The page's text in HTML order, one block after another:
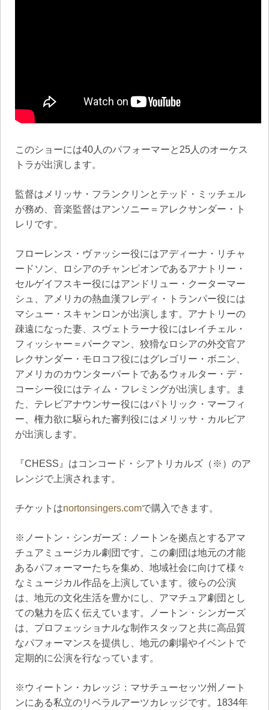
このショーには40人のパフォーマーと25人のオーケス
トラが出演します。
監督はメリッサ・フランクリンとテッド・ミッチェル
が務め、音楽監督はアンソニー＝アレクサンダー・ト
レリです。
フローレンス・ヴァッシー役にはアディーナ・リチャ
ードソン、ロシアのチャンピオンであるアナトリー・
セルゲイフスキー役にはアンドリュー・クーターマー
シュ、アメリカの熱血漢フレディ・トランパー役には
マシュー・スキャンロンが出演します。アナトリーの
疎遠になった妻、スヴェトラーナ役にはレイチェル・
フィッシャー＝パークマン、狡猾なロシアの外交官ア
レクサンダー・モロコフ役にはグレゴリー・ボニン、
アメリカのカウンターパートであるウォルター・デ・
コーシー役にはティム・フレミングが出演します。ま
た、テレビアナウンサー役にはパトリック・マーフィ
ー、権力欲に駆られた審判役にはメリッサ・カルビア
が出演します。
『CHESS』はコンコード・シアトリカルズ（※）のア
レンジで上演されます。
チケットはnortonsingers.comで購入できます。
※ノートン・シンガーズ：ノートンを拠点とするアマ
チュアミュージカル劇団です。この劇団は地元の才能
あるパフォーマーたちを集め、地域社会に向けて様々
なミュージカル作品を上演しています。彼らの公演
は、地元の文化生活を豊かにし、アマチュア劇団とし
ての魅力を広く伝えています。ノートン・シンガーズ
は、プロフェッショナルな制作スタッフと共に高品質
なパフォーマンスを提供し、地元の劇場やイベントで
定期的に公演を行なっています。
※ウィートン・カレッジ：マサチューセッツ州ノート
ンにある私立のリベラルアーツカレッジです。1834年